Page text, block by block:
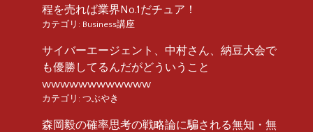
程を売れば業界No.1だチュア！
カテゴリ: Business講座
サイバーエージェント、中村さん、納豆大会で
も優勝してるんだがどういうこと
wwwwwwwwwwww
カテゴリ: つぶやき
森岡毅の確率思考の戦略論に騙される無知・無